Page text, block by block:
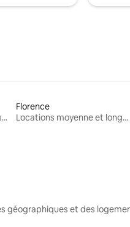
Locations moyenne et longue durée
Florence
Locations moyenne et longue durée
géographiques et des